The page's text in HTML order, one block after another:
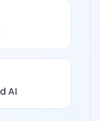
AI